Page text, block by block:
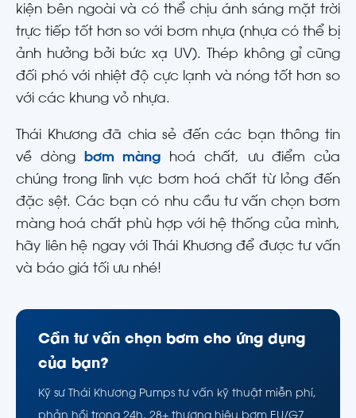
kiện bên ngoài và có thể chịu ánh sáng mặt trời
trực tiếp tốt hơn so với bơm nhựa (nhựa có thể bị
ảnh hưởng bởi bức xạ UV). Thép không gỉ cũng
đối phó với nhiệt độ cực lạnh và nóng tốt hơn so
với các khung vỏ nhựa.
Thái Khương đã chia sẻ đến các bạn thông tin
về dòng
bơm màng hoá chất, ưu điểm của
chúng trong lĩnh vực bơm hoá chất từ lỏng đến
đặc sệt. Các bạn có nhu cầu tư vấn chọn bơm
màng hoá chất phù hợp với hệ thống của mình,
hãy liên hệ ngay với Thái Khương để được tư vấn
và báo giá tối ưu nhé!
Cần tư vấn chọn bơm cho ứng dụng
của bạn?
Kỹ sư Thái Khương Pumps tư vấn kỹ thuật miễn phí,